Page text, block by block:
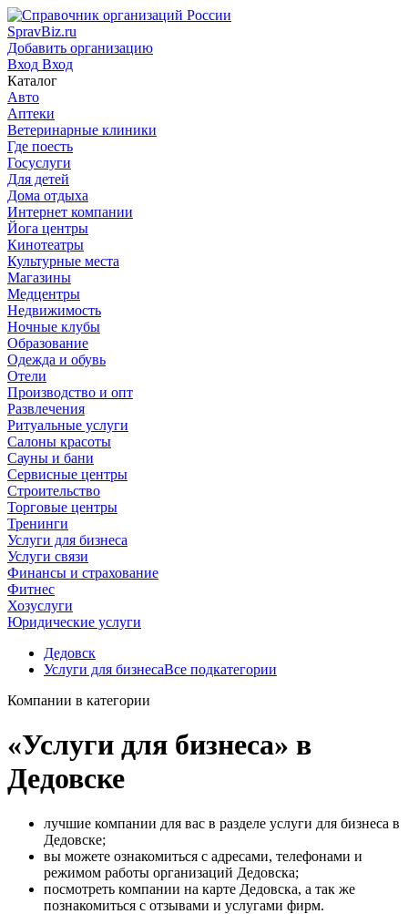
SpravBiz.ru
Добавить организацию
Вход Вход
Каталог
Авто
Аптеки
Ветеринарные клиники
Где поесть
Госуслуги
Для детей
Дома отдыха
Интернет компании
Йога центры
Кинотеатры
Культурные места
Магазины
Медцентры
Недвижимость
Ночные клубы
Образование
Одежда и обувь
Отели
Производство и опт
Развлечения
Ритуальные услуги
Салоны красоты
Сауны и бани
Сервисные центры
Строительство
Торговые центры
Тренинги
Услуги для бизнеса
Услуги связи
Финансы и страхование
Фитнес
Хозуслуги
Юридические услуги
Дедовск
Услуги для бизнесаВсе подкатегории
Компании в категории
«Услуги для бизнеса» в
Дедовске
лучшие компании для вас в разделе услуги для бизнеса в
Дедовске;
вы можете ознакомиться с адресами, телефонами и
режимом работы организаций Дедовска;
посмотреть компании на карте Дедовска, а так же
познакомиться с отзывами и услугами фирм.